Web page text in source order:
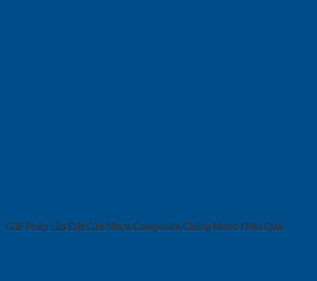
Giải Pháp Lắp Đặt Cửa Nhựa Composite Chống Nước Hiệu Quả